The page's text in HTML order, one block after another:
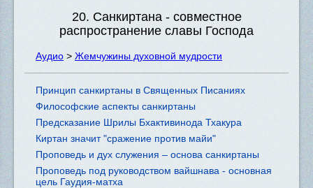
20. Санкиртана - совместное
распространение славы Господа
Аудио > Жемчужины духовной мудрости
Принцип санкиртаны в Священных Писаниях
Философские аспекты санкиртаны
Предсказание Шрилы Бхактивинода Тхакура
Киртан значит "сражение против майи"
Проповедь и дух служения – основа санкиртаны
Проповедь под руководством вайшнава - основная
цель Гаудия-матха